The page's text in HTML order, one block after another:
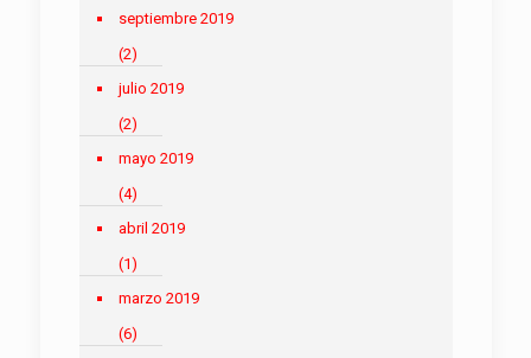
septiembre 2019
(2)
julio 2019
(2)
mayo 2019
(4)
abril 2019
(1)
marzo 2019
(6)